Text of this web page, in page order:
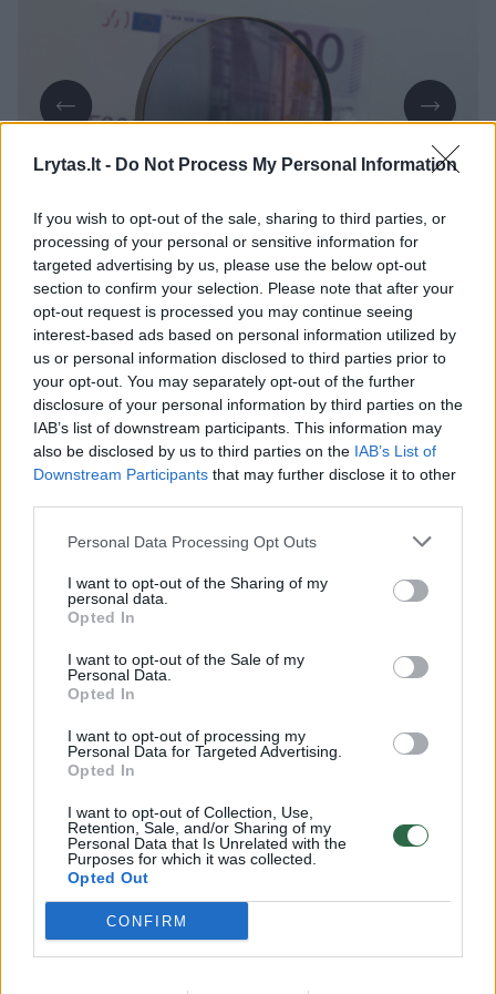
Lrytas.lt - Do Not Process My Personal Information
If you wish to opt-out of the sale, sharing to third parties, or
processing of your personal or sensitive information for
targeted advertising by us, please use the below opt-out
section to confirm your selection. Please note that after your
opt-out request is processed you may continue seeing
interest-based ads based on personal information utilized by
us or personal information disclosed to third parties prior to
your opt-out. You may separately opt-out of the further
disclosure of your personal information by third parties on the
IAB’s list of downstream participants. This information may
also be disclosed by us to third parties on the IAB’s List of
Downstream Participants that may further disclose it to other
Personal Data Processing Opt Outs
I want to opt-out of the Sharing of my
personal data.
Opted In
I want to opt-out of the Sale of my
Personal Data.
Opted In
I want to opt-out of processing my
Personal Data for Targeted Advertising.
Opted In
I want to opt-out of Collection, Use,
Retention, Sale, and/or Sharing of my
Personal Data that Is Unrelated with the
Purposes for which it was collected.
Opted Out
CONFIRM
Daugiau nuotraukų (1)
Kaip informuoja Policijos departamentas,
sekmadienį apie 15 val. 35 min. Jurbarko
rajone, Vadžgirio kaime, J. Dargužo g.,
vairuotojas (gim. 1989 m.), siekdamas
išvengti baudžiamosios atsakomybės
(vairavo traktorių neblaivus (1,69 prom.)),
Marijampolės apskrities VPK Jurbarko
rajono PK patruliams siūlė 1 tūkst. eurų kyšį.
Pradėtas ikiteisminis tyrimas.
Patogiausias būdas
— sekti
naujienas mūsų „Facebook” paskyroje!
Jurbarkas
Komentuoti po šiuo straipsniu
Komentuoti gali tik Lrytas registruoti vartotojai.